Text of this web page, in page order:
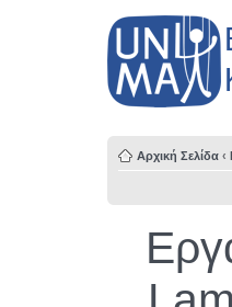
Αρχική Σελίδα ‹